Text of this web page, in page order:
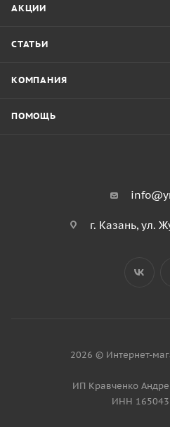
АКЦИИ
СТАТЬИ
КОМПАНИЯ
ПОМОЩЬ
г. Казань, ул.
2026 © Интернет-
ИП Кравченко
ИНН